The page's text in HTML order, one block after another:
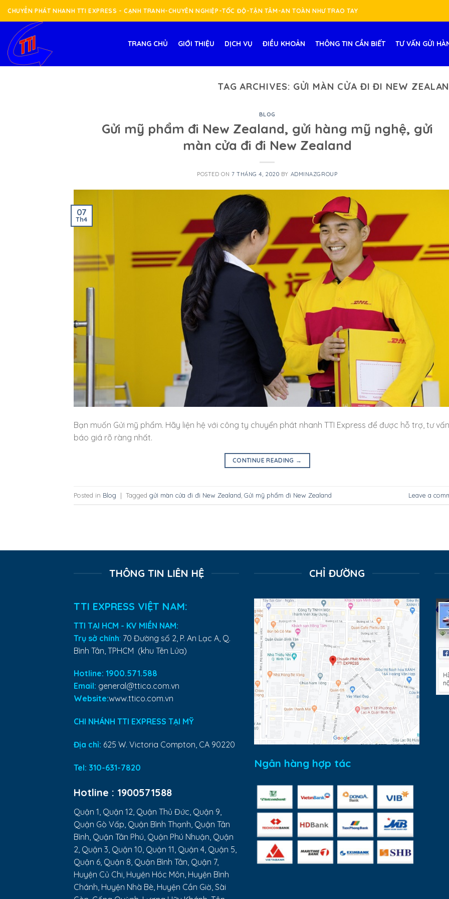
Skip
content
CHUYỂN PHÁT NHANH TTI EXPRESS - CẠNH TRANH-CHUYÊN NGHIỆP-TỐC ĐỘ-TẬN TÂM-AN TOÀN NHƯ TRAO TAY
TRANG CHỦ GIỚI THIỆU DỊCH VỤ ĐIỀU KHOẢN THÔNG TIN CẦN BIẾT TƯ VẤN GỬI
TAG ARCHIVES: GỬI MÀN CỬA ĐI ĐI NEW
BLOG
Gửi mỹ phẩm đi New Zealand, gửi hàng mỹ nghệ, gửi
màn cửa đi đi New Zealand
POSTED ON 7 THÁNG 4, 2020 BY ADMINAZGROUP
07
Th4
Bạn muốn Gửi mỹ phẩm. Hãy liện hệ với công ty chuyển phát nhanh TTI Express để được hỗ trợ, tư
báo giá rõ ràng nhất.
CONTINUE READING →
Posted in Blog | Tagged gửi màn cửa đi đi New Zealand Gửi mỹ phẩm đi New Zealand Leave a
THÔNG TIN LIÊN HỆ
TTI EXPRESS VIỆT NAM:
TTI TẠI HCM - KV MIỀN NAM:
Trụ sở chính: 70 Đường số 2, P. An Lạc A, Q.
Bình Tân, TPHCM (khu Tên Lửa)
Hotline: 1900.571.588
Email: general@ttico.com.vn
Website:www.ttico.com.vn
CHI NHÁNH TTI EXPRESS TẠI MỸ
Địa chỉ: 625 W. Victoria Compton, CA 90220
Tel: 310-631-7820
Hotline : 1900571588
Quận 1, Quận 12, Quận Thủ Đức, Quận 9,
Quận Gò Vấp, Quận Bình Thạnh, Quận Tân
Bình, Quận Tân Phú, Quận Phú Nhuận, Quận
2, Quận 3, Quận 10, Quận 11, Quận 4, Quận 5,
Quận 6, Quận 8, Quận Bình Tân, Quận 7,
Huyện Củ Chi, Huyện Hóc Môn, Huyện Bình
Chánh, Huyện Nhà Bè, Huyện Cần Giờ, Sài
CHỈ ĐƯỜNG
Ngân hàng hợp tác